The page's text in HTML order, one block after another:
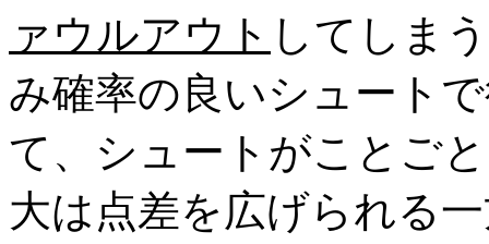
ァウルアウト してしま
み確率の良いシュート
て、シュートがことご
大は点差を広げられる